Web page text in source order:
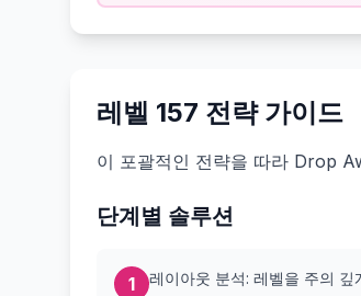
레벨 157 전략 가이드
이 포괄적인 전략을 따라 Drop
단계별 솔루션
1 레이아웃 분석: 레벨을 주의